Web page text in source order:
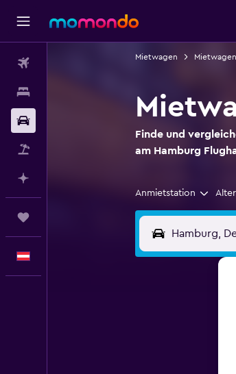
Mietwagen
Finde und
am Hamburg
Anmietstation